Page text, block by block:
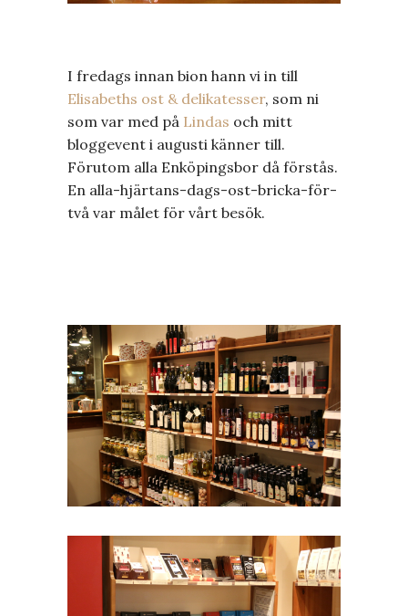
I fredags innan bion hann vi in till
Elisabeths ost & delikatesser, som ni
som var med på Lindas och mitt
bloggevent i augusti känner till.
Förutom alla Enköpingsbor då förstås.
En alla-hjärtans-dags-ost-bricka-för-
två var målet för vårt besök.